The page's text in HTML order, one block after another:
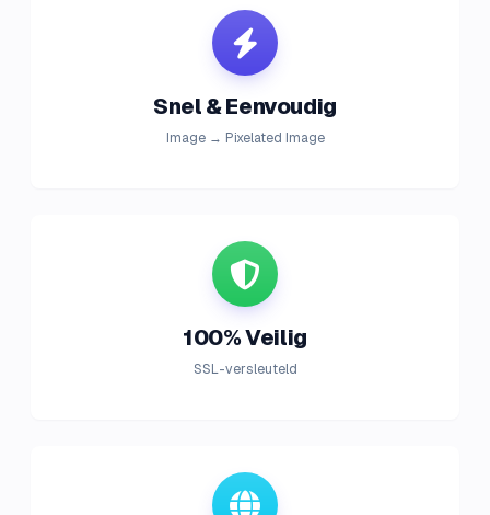
Snel & Eenvoudig
Image → Pixelated Image
100% Veilig
SSL-versleuteld